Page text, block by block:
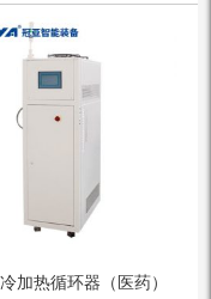
加热循环器（医药）